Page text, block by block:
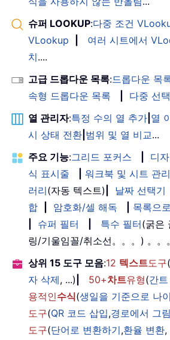
슈퍼 LOOKUP:다중 조건
VLookup
여러 시트에서
치....
고급 드롭다운 목록:드롭다운 목
속형 드롭다운 목록
다중 선
열 관리자:특정 수의 열 추가 열
시 상태 전환 범위 및 열 비교...
주요 기능:그리드 포커스 디
식 표시줄
워크북 및 시트 관
러리(자동 텍스트) 날짜 선택기
합
암호화/셀 해독
목록으
슈퍼 필터 특수 필터(굵은
링/기울임꼴/취소선。。。) 。。。
상위 15 도구 모음:12 텍스트도구(
자 삭제, ...) 50+차트유형(간
용적인수식(생일을 기준으로 나
도구(QR 코드 삽입,경로에서 그
도구(단어로 변환하기,환율 변환,